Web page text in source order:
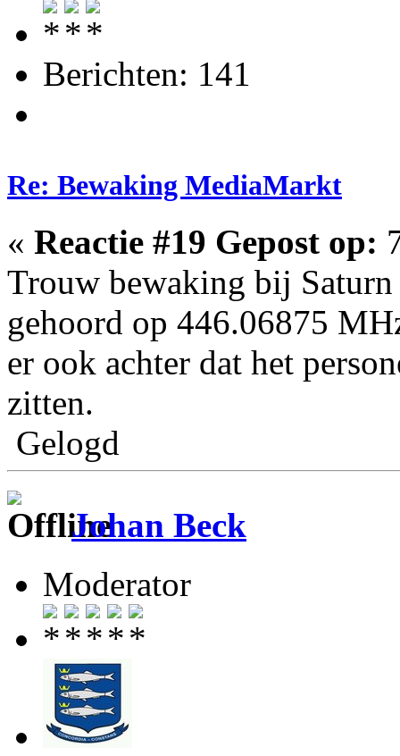
Berichten: 141
Re: Bewaking MediaMarkt
« Reactie #19 Gepost op:
Trouw bewaking bij
gehoord op 446.06875
er ook achter dat het
zitten.
Gelogd
Johan Beck
Moderator